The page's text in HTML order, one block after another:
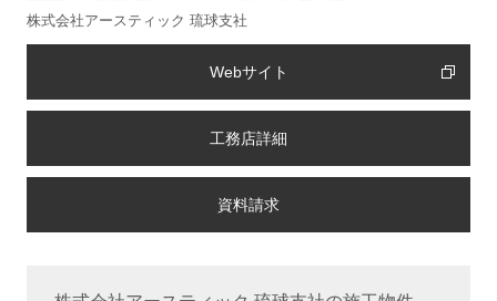
株式会社アースティック 琉球支社
Webサイト
工務店詳細